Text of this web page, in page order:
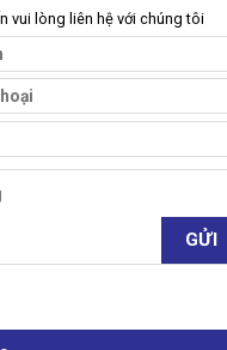
vui lòng liên hệ với chúng tôi